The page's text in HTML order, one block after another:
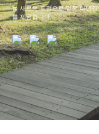
늘 새로운 도전으로 얻은 다년
를 제공합니다.